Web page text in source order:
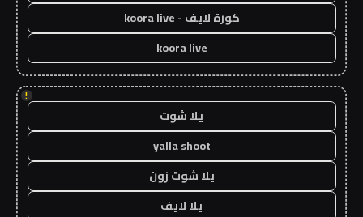
كورة لايف - koora live
koora live
!
يلا شوت
yalla shoot
يلا شوت زون
يلا لايف